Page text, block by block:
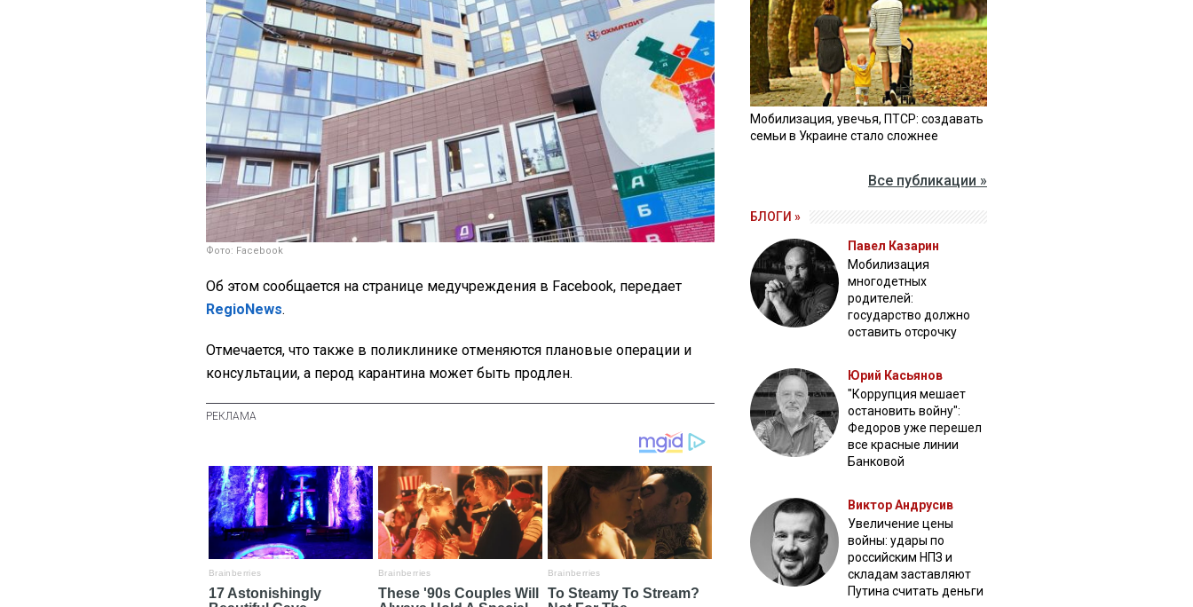
Фото: Facebook
Об этом сообщается на странице медучреждения в Facebook, передает
RegioNews.
Отмечается, что также в поликлинике отменяются плановые операции и
консультации, а перод карантина может быть продлен.
Мобилизация, увечья, ПТСР: создавать
семьи в Украине стало сложнее
Все публикации »
БЛОГИ »
Павел Казарин
Мобилизация
многодетных
родителей:
государство должно
оставить отсрочку
Юрий Касьянов
"Коррупция мешает
остановить войну":
Федоров уже перешел
все красные линии
Банковой
Виктор Андрусив
Увеличение цены
войны: удары по
российским НПЗ и
складам заставляют
Путина считать деньги